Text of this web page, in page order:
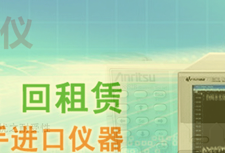
示波器
其他仪器仪表
电阻-功率计 频谱分析仪
万用表 综合测试仪
蓝牙测试仪 网络分析仪
过程校验仪 电桥测试仪